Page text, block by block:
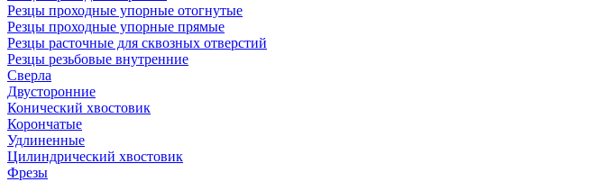
Резцы проходные упорные отогнутые
Резцы проходные упорные прямые
Резцы расточные для сквозных отверстий
Резцы резьбовые внутренние
Сверла
Двусторонние
Конический хвостовик
Корончатые
Удлиненные
Цилиндрический хвостовик
Фрезы